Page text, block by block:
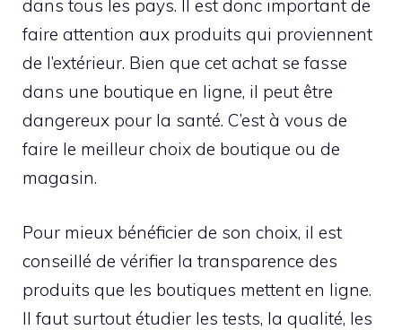
dans tous les pays. Il est donc important de
faire attention aux produits qui proviennent
de l’extérieur. Bien que cet achat se fasse
dans une boutique en ligne, il peut être
dangereux pour la santé. C’est à vous de
faire le meilleur choix de boutique ou de
magasin.
Pour mieux bénéficier de son choix, il est
conseillé de vérifier la transparence des
produits que les boutiques mettent en ligne.
Il faut surtout étudier les tests, la qualité, les